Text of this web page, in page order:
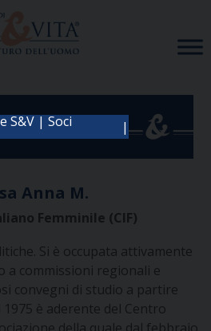
S&V | Soci |
Anna M.
Femminile (CIF)
Si è occupata attivamente
a commissioni regionali e
convegni di studio a partire
è aderente del Centro